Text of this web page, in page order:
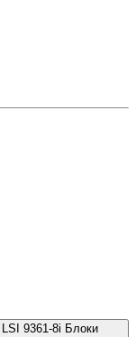
LSI 9361-8i Блоки